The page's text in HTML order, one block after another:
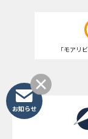
「モアリ
お知らせ